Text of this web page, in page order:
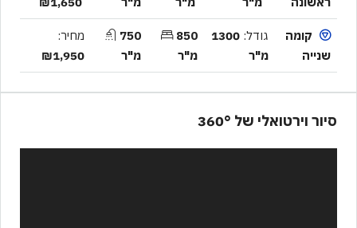
קומה
שנייה
גודל:1300
מ"ר
850
מ"ר
750
מ"ר
מחיר:
₪1,950
סיור וירטואלי של 360°